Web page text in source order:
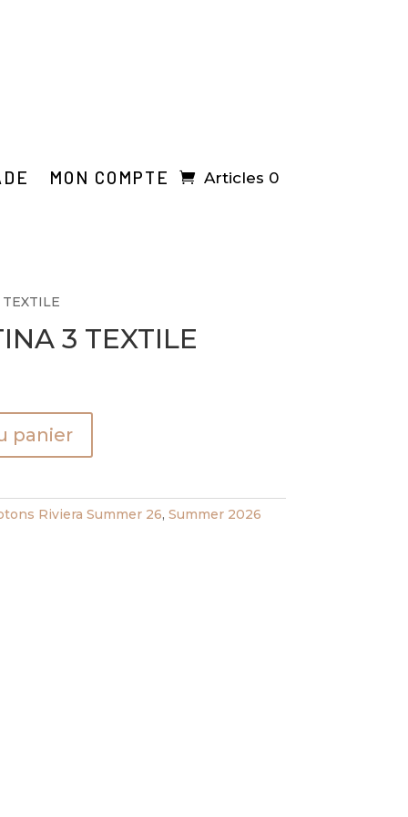
MON COMPTE Articles 0
3 TEXTILE
panier
Riviera Summer 26, Summer 2026